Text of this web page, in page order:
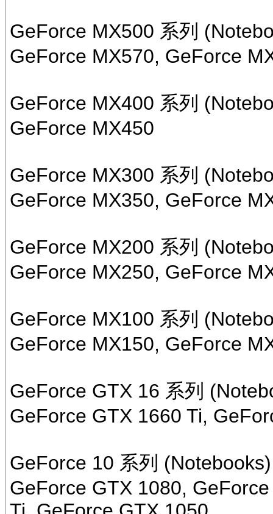
GeForce MX500 系列
GeForce MX570, GeForce
GeForce MX400 系列
GeForce MX450
GeForce MX300 系列
GeForce MX350, GeForce
GeForce MX200 系列
GeForce MX250, GeForce
GeForce MX100 系列
GeForce MX150, GeForce
GeForce GTX 16 系列
GeForce GTX 1660 Ti,
GeForce 10 系列 (Notebooks)
GeForce GTX 1080,